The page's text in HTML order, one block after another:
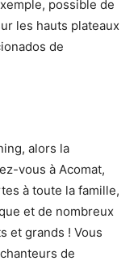
possible de
les hauts plateaux
de
alors la
vous à Acomat,
à toute la famille,
et de nombreux
et grands ! Vous
de